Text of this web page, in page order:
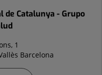
de Catalunya - Grupo
1
Barcelona